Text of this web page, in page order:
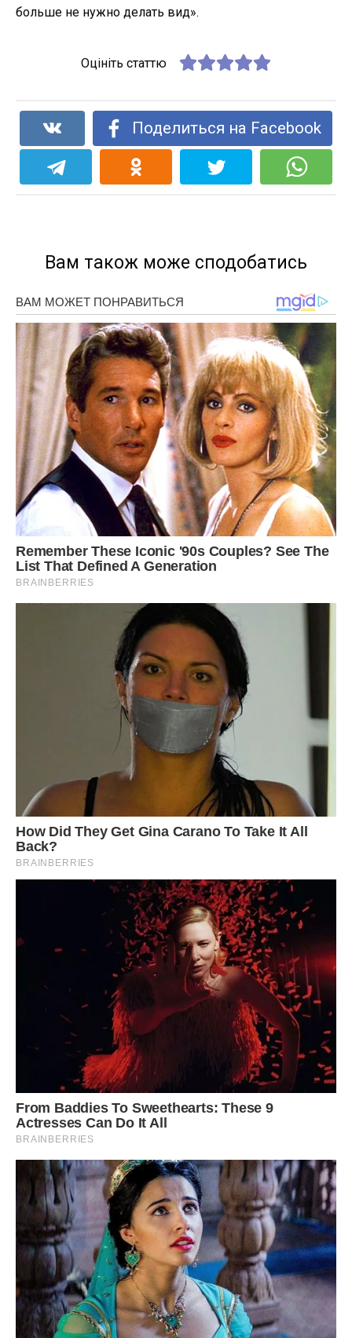
больше не нужно делать вид».
Оцініть статтю
Поделиться на Facebook
Вам також може сподобатись